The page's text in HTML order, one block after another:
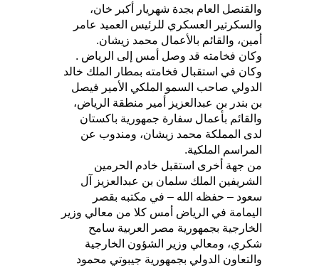
والقنصل العام بجدة شهريار أكبر خان،
والسكرتير العسكري للرئيس العميد عامر
أمين، والقائم بالأعمال محمد زيشان.
وكان فخامته قد وصل أمس إلى الرياض .
وكان في استقبال فخامته بمطار الملك خالد
الدولي صاحب السمو الملكي الأمير فيصل
بن بندر بن عبدالعزيز أمير منطقة الرياض،
والقائم بأعمال سفارة جمهورية باكستان
لدى المملكة محمد زيشان، ومندوب عن
المراسم الملكية.
من جهة أخرى استقبل خادم الحرمين
الشريفين الملك سلمان بن عبدالعزيز آل
سعود – حفظه الله – في مكتبه بقصر
اليمامة في الرياض أمس كلا من معالي وزير
الخارجية بجمهورية مصر العربية سامح
شكري، ومعالي وزير الشؤون الخارجية
والتعاون الدولي بجمهورية جيبوتي محمود